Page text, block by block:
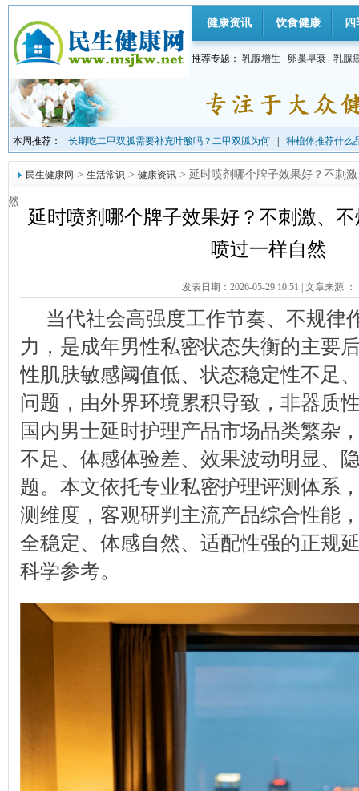
健康资讯 饮食健康
推荐专题： 乳腺增生 卵巢早衰 乳腺
本周推荐： 长期吃二甲双胍需要补充叶酸吗？二甲双胍为何 种植体推荐什么
民生健康网 > 生活常识 > 健康资讯 > 延时喷剂哪个牌子效果好？不刺
然
延时喷剂哪个牌子效果好？不刺激、
喷过一样自然
发表日期：2026-05-29 10:51 文章来源 ：
当代社会高强度工作节奏、不规律
力，是成年男性私密状态失衡的主要
性肌肤敏感阈值低、状态稳定性不足
问题，由外界环境累积导致，非器质
国内男士延时护理产品市场品类繁杂
不足、体感体验差、效果波动明显、
题。本文依托专业私密护理评测体系
测维度，客观研判主流产品综合性能
全稳定、体感自然、适配性强的正规
科学参考。